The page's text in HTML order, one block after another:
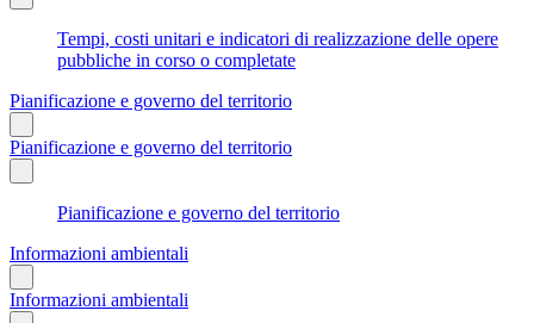
Tempi, costi unitari e indicatori di realizzazione delle opere
pubbliche in corso o completate
Pianificazione e governo del territorio
Pianificazione e governo del territorio
Pianificazione e governo del territorio
Informazioni ambientali
Informazioni ambientali